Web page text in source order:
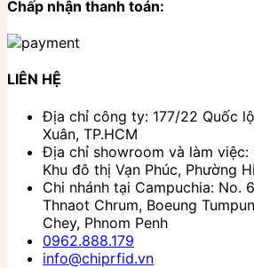
Chấp nhận thanh toán:
LIÊN HỆ
Địa chỉ công ty: 177/22 Quốc
Xuân, TP.HCM
Địa chỉ showroom và làm
Khu đô thị Vạn Phúc, Phường
Chi nhánh tại Campuchia: No.
Thnaot Chrum, Boeung
Chey, Phnom Penh
0962.888.179
info@chiprfid.vn